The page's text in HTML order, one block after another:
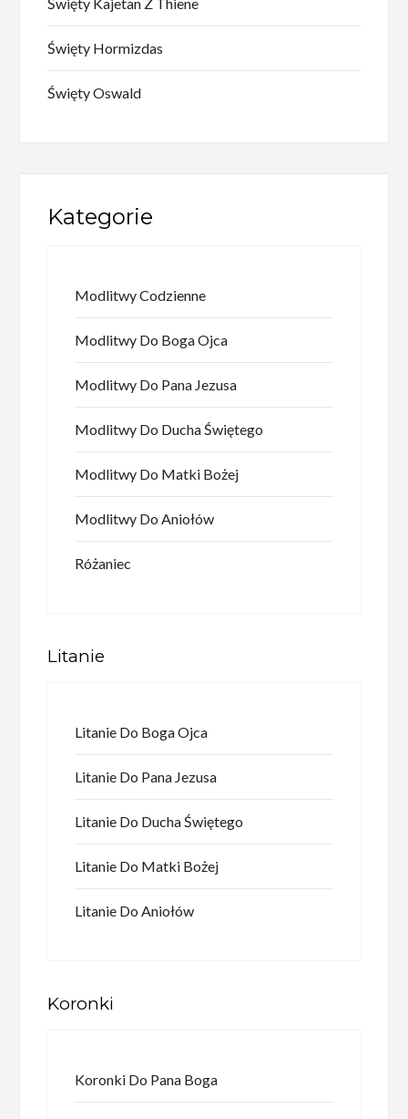
Święty Hormizdas
Święty Oswald
Kategorie
Modlitwy Codzienne
Modlitwy Do Boga Ojca
Modlitwy Do Pana Jezusa
Modlitwy Do Ducha Świętego
Modlitwy Do Matki Bożej
Modlitwy Do Aniołów
Różaniec
Litanie
Litanie Do Boga Ojca
Litanie Do Pana Jezusa
Litanie Do Ducha Świętego
Litanie Do Matki Bożej
Litanie Do Aniołów
Koronki
Koronki Do Pana Boga